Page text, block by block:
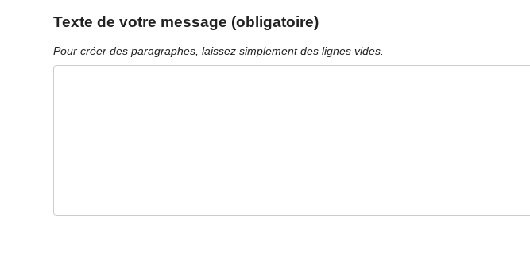
Texte de votre message (obligatoire)
Pour créer des paragraphes, laissez simplement des lignes vides.